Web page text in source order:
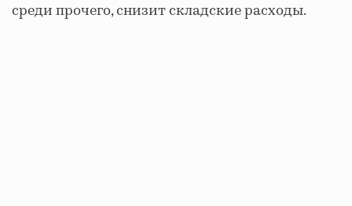
среди прочего, снизит складские расходы.